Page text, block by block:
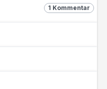
1 Kommentar